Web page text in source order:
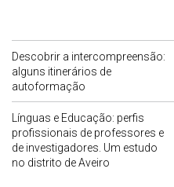
Descobrir a intercompreensão:
alguns itinerários de
autoformação
Línguas e Educação: perfis
profissionais de professores e
de investigadores. Um estudo
no distrito de Aveiro